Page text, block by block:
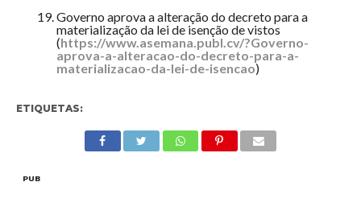
Governo aprova a alteração do decreto para a
materialização da lei de isenção de vistos
(https://www.asemana.publ.cv/?Governo-
aprova-a-alteracao-do-decreto-para-a-
materializacao-da-lei-de-isencao)
ETIQUETAS:
PUB